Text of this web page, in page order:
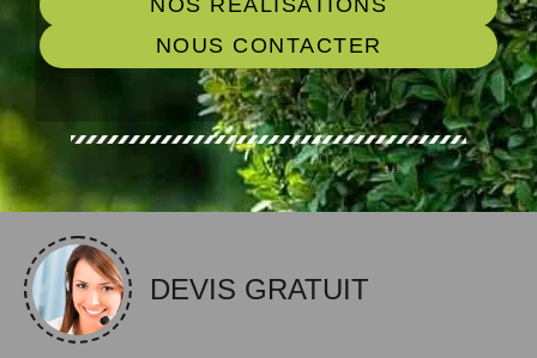
NOS RÉALISATIONS
NOUS CONTACTER
DEVIS GRATUIT